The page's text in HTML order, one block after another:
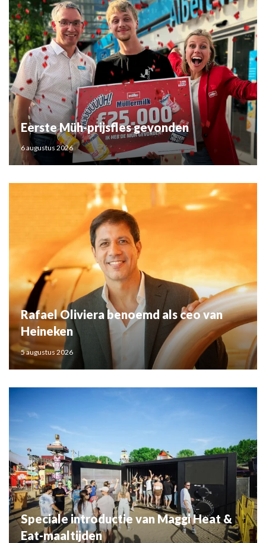
Eerste Müh-prijsfles gevonden
6 augustus 2026
Rafael Oliviera benoemd als ceo van
Heineken
5 augustus 2026
Speciale introductie van Maggi Heat &
Eat-maaltijden